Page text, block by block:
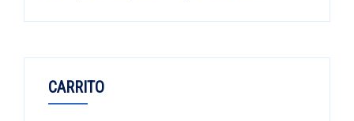
CARRITO